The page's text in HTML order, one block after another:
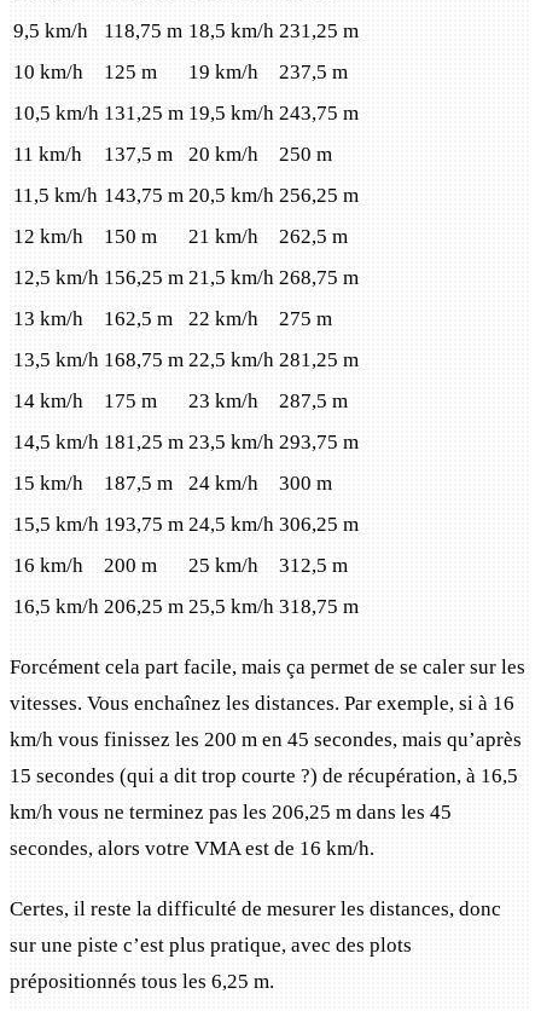
9,5 km/h
118,75 m 18,5 km/h 231,25 m
10 km/h
125 m 19 km/h
237,5 m
10,5 km/h 131,25 m 19,5 km/h 243,75 m
11 km/h
137,5 m 20 km/h
250 m
11,5 km/h 143,75 m 20,5 km/h 256,25 m
12 km/h
150 m 21 km/h
262,5 m
12,5 km/h 156,25 m 21,5 km/h 268,75 m
13 km/h
162,5 m 22 km/h
275 m
13,5 km/h 168,75 m 22,5 km/h 281,25 m
14 km/h
175 m 23 km/h
287,5 m
14,5 km/h 181,25 m 23,5 km/h 293,75 m
15 km/h
187,5 m 24 km/h
300 m
15,5 km/h 193,75 m 24,5 km/h 306,25 m
16 km/h
200 m 25 km/h
312,5 m
16,5 km/h 206,25 m 25,5 km/h 318,75 m
Forcément cela part facile, mais ça permet de se caler sur les
vitesses. Vous enchaînez les distances. Par exemple, si à 16
km/h vous finissez les 200 m en 45 secondes, mais qu’après
15 secondes (qui a dit trop courte ?) de récupération, à 16,5
km/h vous ne terminez pas les 206,25 m dans les 45
secondes, alors votre VMA est de 16 km/h.
Certes, il reste la difficulté de mesurer les distances, donc
sur une piste c’est plus pratique, avec des plots
prépositionnés tous les 6,25 m.